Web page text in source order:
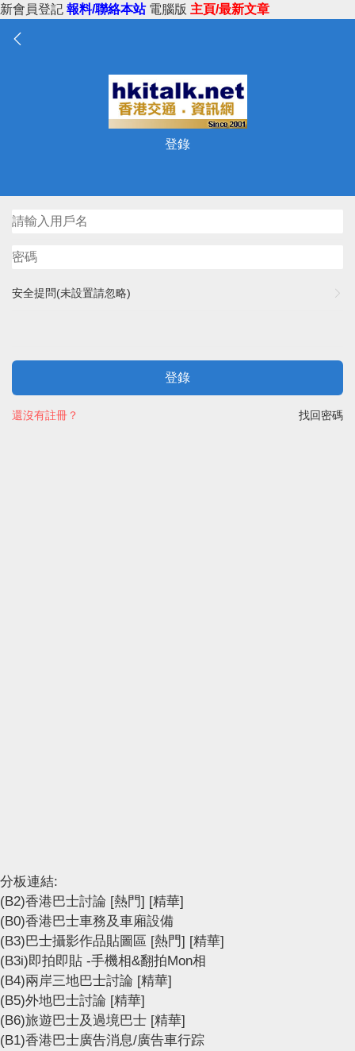
新會員登記 報料/聯絡本站 電腦版 主頁/最新文章
登錄
安全提問(未設置請忽略)
登錄
找回密碼
還沒有註冊？
分板連結:
(B2)香港巴士討論 [熱門] [精華]
(B0)香港巴士車務及車廂設備
(B3)巴士攝影作品貼圖區 [熱門] [精華]
(B3i)即拍即貼 -手機相&翻拍Mon相
(B4)兩岸三地巴士討論 [精華]
(B5)外地巴士討論 [精華]
(B6)旅遊巴士及過境巴士 [精華]
(B1)香港巴士廣告消息/廣告車行踪